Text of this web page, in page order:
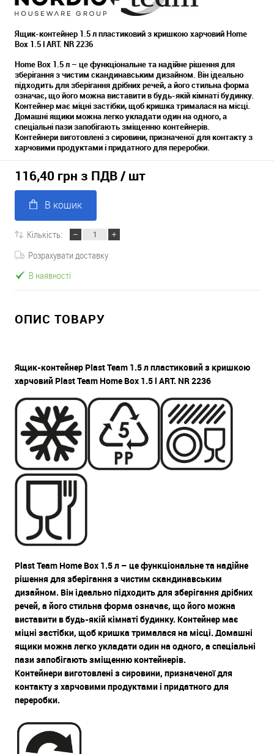
Ящик-контейнер 1.5 л пластиковий з кришкою харчовийHome
Box 1.5 l ART. NR 2236
Home Box 1.5 л – це функціональне та надійне рішення для
зберігання з чистим скандинавським дизайном. Він ідеально
підходить для зберігання дрібних речей, а його стильна форма
означає, що його можна виставити в будь-якій кімнаті будинку.
Контейнер має міцні застібки, щоб кришка трималася на місці.
Домашні ящики можна легко укладати один на одного, а
спеціальні пази запобігають зміщенню контейнерів.
Контейнери виготовлені з сировини, призначеної для контакту з
харчовими продуктами і придатного для переробки.
116,40 грн з ПДВ/ шт
В кошик
Кількість:
Розрахувати доставку
В наявності
ОПИС ТОВАРУ
Ящик-контейнер Plast Team 1.5 л пластиковий з кришкою
харчовий Plast Team Home Box 1.5 l ART. NR 2236
Plast Team Home Box 1.5 л – це функціональне та надійне
рішення для зберігання з чистим скандинавським
дизайном. Він ідеально підходить для зберігання дрібних
речей, а його стильна форма означає, що його можна
виставити в будь-якій кімнаті будинку. Контейнер має
міцні застібки, щоб кришка трималася на місці. Домашні
ящики можна легко укладати один на одного, а спеціальні
пази запобігають зміщенню контейнерів.
Контейнери виготовлені з сировини, призначеної для
контакту з харчовими продуктами і придатного для
переробки.